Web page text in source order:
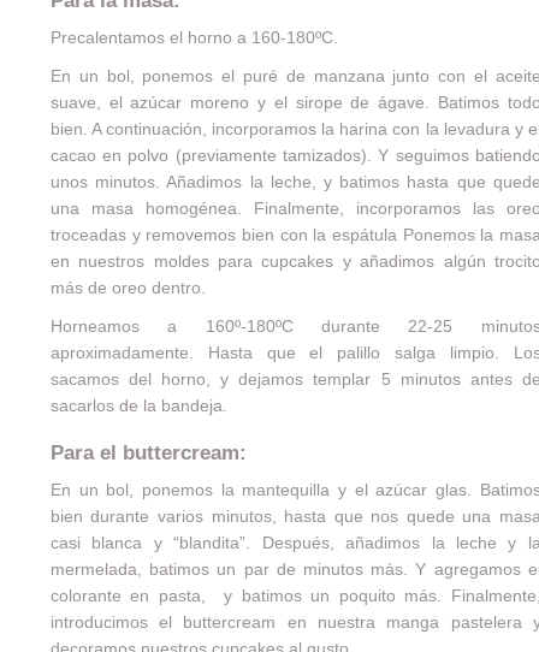
Precalentamos el horno a 160-180ºC.
En un bol, ponemos el puré de manzana junto con el
suave, el azúcar moreno y el sirope de ágave. Batimos
bien. A continuación, incorporamos la harina con la levadura y
cacao en polvo (previamente tamizados). Y seguimos
unos minutos. Añadimos la leche, y batimos hasta que
una masa homogénea. Finalmente, incorporamos las
troceadas y removemos bien con la espátula Ponemos la
en nuestros moldes para cupcakes y añadimos algún
más de oreo dentro.
Horneamos a 160º-180ºC durante 22-25
aproximadamente. Hasta que el palillo salga limpio.
sacamos del horno, y dejamos templar 5 minutos antes
sacarlos de la bandeja.
Para el buttercream:
En un bol, ponemos la mantequilla y el azúcar glas.
bien durante varios minutos, hasta que nos quede una
casi blanca y “blandita”. Después, añadimos la leche y
mermelada, batimos un par de minutos más. Y agregamos
colorante en pasta, y batimos un poquito más.
introducimos el buttercream en nuestra manga pastelera